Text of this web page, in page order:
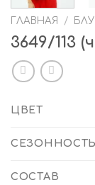
ГЛАВНАЯ /
3649/113
ЦВЕТ
СЕЗОННОСТЬ
СОСТАВ